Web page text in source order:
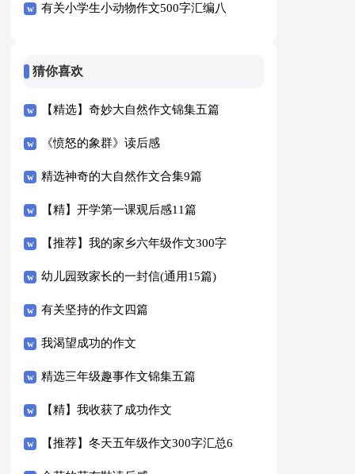
有关小学生小动物作文500字汇编八
猜你喜欢
【精选】奇妙大自然作文锦集五篇
《愤怒的象群》读后感
精选神奇的大自然作文合集9篇
【精】开学第一课观后感11篇
【推荐】我的家乡六年级作文300字
汇总八篇
幼儿园致家长的一封信(通用15篇)
有关坚持的作文四篇
我渴望成功的作文
精选三年级趣事作文锦集五篇
【精】我收获了成功作文
【推荐】冬天五年级作文300字汇总6